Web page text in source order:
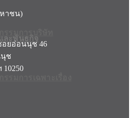
ละพันธกิจ
าชน)
อยอ่อนนุช 46
ช
10250